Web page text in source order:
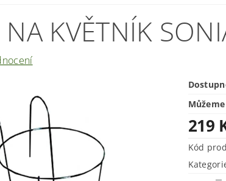
NA KVĚTNÍK
219
Kód